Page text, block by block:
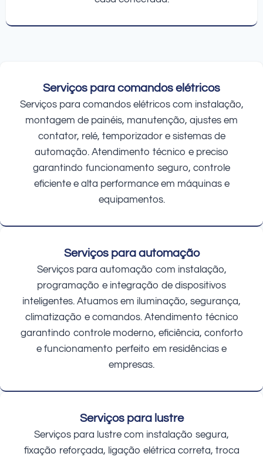
Serviços para comandos elétricos
Serviços para comandos elétricos com instalação,
montagem de painéis, manutenção, ajustes em
contator, relé, temporizador e sistemas de
automação. Atendimento técnico e preciso
garantindo funcionamento seguro, controle
eficiente e alta performance em máquinas e
equipamentos.
Serviços para automação
Serviços para automação com instalação,
programação e integração de dispositivos
inteligentes. Atuamos em iluminação, segurança,
climatização e comandos. Atendimento técnico
garantindo controle moderno, eficiência, conforto
e funcionamento perfeito em residências e
empresas.
Serviços para lustre
Serviços para lustre com instalação segura,
fixação reforçada, ligação elétrica correta, troca